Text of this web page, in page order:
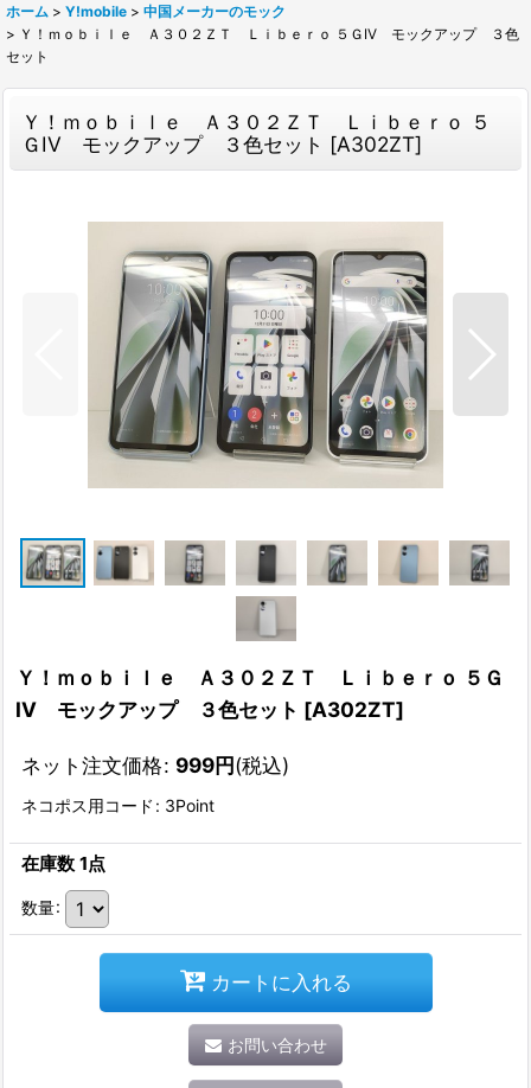
ホーム > Y!mobile > 中国メーカーのモック
> Ｙ！ｍｏｂｉｌｅ Ａ３０２ＺＴ Ｌｉｂｅｒｏ ５ＧIV モックアップ ３色
セット
Ｙ！ｍｏｂｉｌｅ Ａ３０２ＺＴ Ｌｉｂｅｒｏ ５
ＧIV モックアップ ３色セット [A302ZT]
Ｙ！ｍｏｂｉｌｅ Ａ３０２ＺＴ Ｌｉｂｅｒｏ ５Ｇ
IV モックアップ ３色セット [A302ZT]
ネット注文価格: 999円(税込)
ネコポス用コード : 3Point
在庫数 1点
数量:
カートに入れる
お問い合わせ